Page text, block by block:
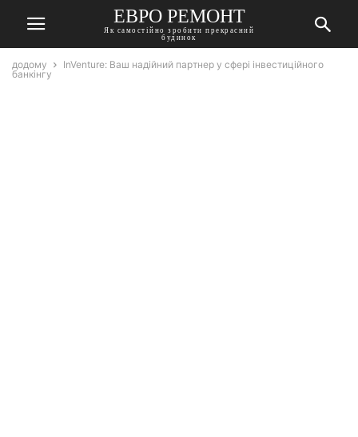
ЕВРО РЕМОНТ
Як самостійно зробити прекрасний
будинок
додому
InVenture: Ваш надійний партнер у сфері інвестиційного
банкінгу